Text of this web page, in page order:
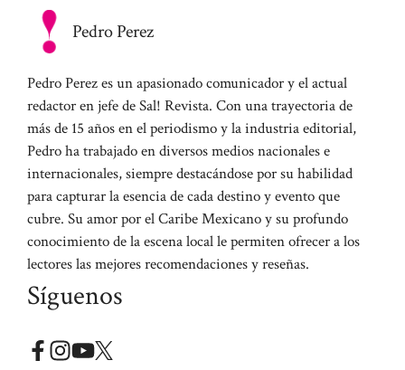
Pedro Perez
Pedro Perez es un apasionado comunicador y el actual
redactor en jefe de Sal! Revista. Con una trayectoria de
más de 15 años en el periodismo y la industria editorial,
Pedro ha trabajado en diversos medios nacionales e
internacionales, siempre destacándose por su habilidad
para capturar la esencia de cada destino y evento que
cubre. Su amor por el Caribe Mexicano y su profundo
conocimiento de la escena local le permiten ofrecer a los
lectores las mejores recomendaciones y reseñas.
Síguenos